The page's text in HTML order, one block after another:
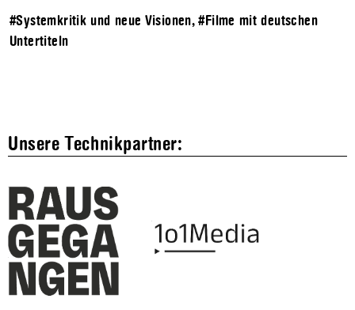
#Systemkritik und neue Visionen,#Filme mit deutschen
Untertiteln
Unsere Technikpartner: